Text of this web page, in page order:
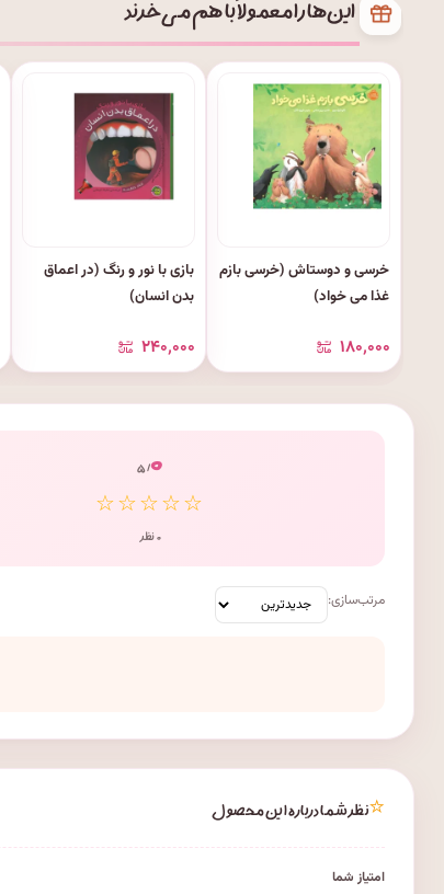
این‌ها را معمولاً با هم می‌خرند
خرسی و دوستاش (خرسی بازم
غذا می خواد)
۱۸۰٬۰۰۰
بازی با نور و رنگ (در اعماق
بدن انسان)
۲۴۰٬۰۰۰
۰/ ۵
☆☆☆☆☆
۰ نظر
مرتب‌سازی:
⭐نظر شما درباره این محصول
امتیاز شما